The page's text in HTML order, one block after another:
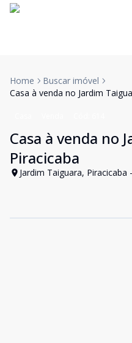
Home
Buscar imóvel
Casa à venda no Jardim
Casa à venda no
Piracicaba
Jardim Taiguara, Piracicaba